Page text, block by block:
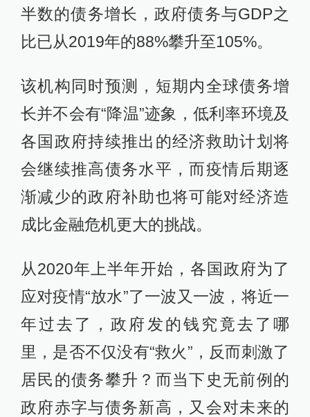
半数的债务增长，政府债务与GDP之
比已从2019年的88%攀升至105%。
该机构同时预测，短期内全球债务增
长并不会有“降温”迹象，低利率环境及
各国政府持续推出的经济救助计划将
会继续推高债务水平，而疫情后期逐
渐减少的政府补助也将可能对经济造
成比金融危机更大的挑战。
从2020年上半年开始，各国政府为了
应对疫情“放水”了一波又一波，将近一
年过去了，政府发的钱究竟去了哪
里，是否不仅没有“救火”，反而刺激了
居民的债务攀升？而当下史无前例的
政府赤字与债务新高，又会对未来的